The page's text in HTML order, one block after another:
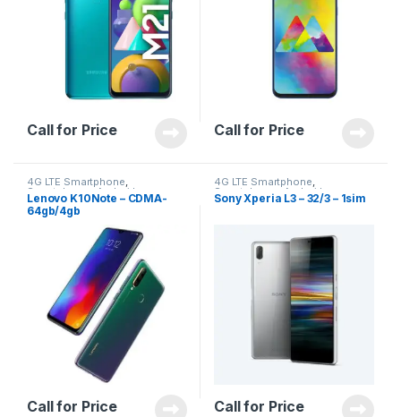
Call for Price Call for Price
4G LTE Smartphone,
Smartphones Android,
Téléphones & Tablettes
Lenovo K10Note – CDMA-
64gb/4gb
Call for Price
4G LTE Smartphone,
Smartphones Android
Sony Xperia L3 – 32/3 – 1sim
Call for Price